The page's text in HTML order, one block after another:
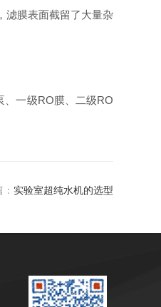
滤膜表面截留了大量杂
、一级RO膜、二级RO
实验室超纯水机的选型